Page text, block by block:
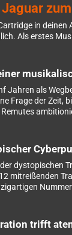
in
Als erstes
Jahren als
Frage der Zeit,
dystopischen
mitreißenden
trifft